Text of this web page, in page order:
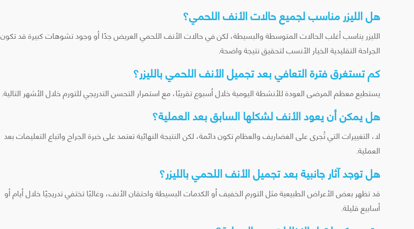
هل الليزر مناسب لجميع حالات الأنف اللحمي؟
الليزر يناسب أغلب الحالات المتوسطة والبسيطة، لكن في حالات الأنف اللحمي العريض جدًا أو وجود تشوهات كبيرة قد تكون
الجراحة التقليدية الخيار الأنسب لتحقيق نتيجة واضحة.
كم تستغرق فترة التعافي بعد تجميل الأنف اللحمي بالليزر؟
يستطيع معظم المرضى العودة للأنشطة اليومية خلال أسبوع تقريبًا، مع استمرار التحسن التدريجي للتورم خلال الأشهر التالية.
هل يمكن أن يعود الأنف لشكلها السابق بعد العملية؟
لا، التغييرات التي تُجرى على الغضاريف والعظام تكون دائمة، لكن النتيجة النهائية تعتمد على خبرة الجراح واتباع التعليمات بعد
العملية.
هل توجد آثار جانبية بعد تجميل الأنف اللحمي بالليزر؟
قد تظهر بعض الأعراض الطبيعية مثل التورم الخفيف أو الكدمات البسيطة واحتقان الأنف، وغالبًا تختفي تدريجيًا خلال أيام أو
أسابيع قليلة.